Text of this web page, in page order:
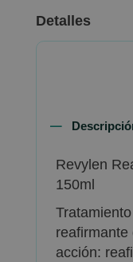
Detalles
Revylen
150ml
reafirmante
acción: